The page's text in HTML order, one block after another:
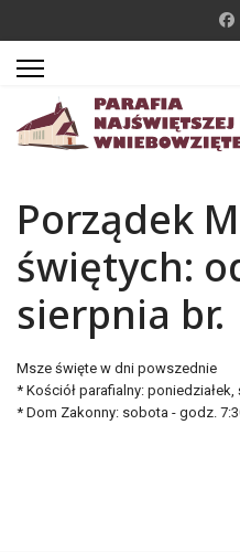
Porządek
świętych:
sierpnia br.
Msze święte w dni powszednie
* Kościół parafialny:
* Dom Zakonny: sobota - godz.